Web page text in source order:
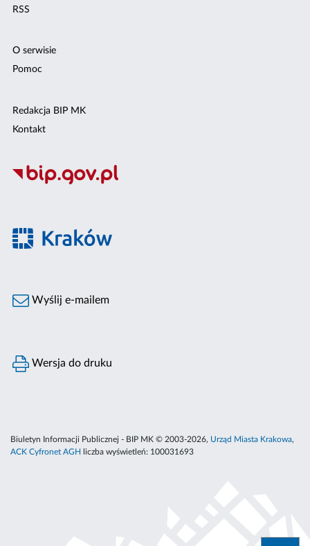
RSS
O serwisie
Pomoc
Redakcja BIP MK
Kontakt
Wyślij e-mailem
Wersja do druku
Biuletyn Informacji Publicznej - BIP MK © 2003-2026, Urząd Miasta Krakowa,
ACK Cyfronet AGH
liczba wyświetleń: 100031693